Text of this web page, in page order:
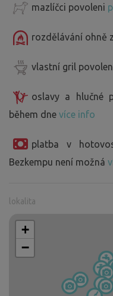
mazlíčci povoleni
rozdělávání ohně
vlastní gril povolen
oslavy a hlučné
během dne více info
platba v
Bezkempu není možná
lokalita
+
−